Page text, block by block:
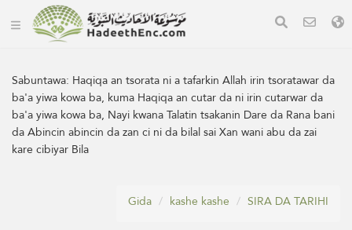
Sabuntawa: Haqiqa an tsorata ni a tafarkin Allah irin tsoratawar da
ba'a yiwa kowa ba, kuma Haqiqa an cutar da ni irin cutarwar da
ba'a yiwa kowa ba, Nayi kwana Talatin tsakanin Dare da Rana bani
da Abincin abincin da zan ci ni da bilal sai Xan wani abu da zai
kare cibiyar Bila
Gida kashe kashe SIRA DA TARIHI